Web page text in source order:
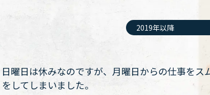
2019年以降
曜日は休みなのですが、月曜日からの仕事をス
してしまいました。